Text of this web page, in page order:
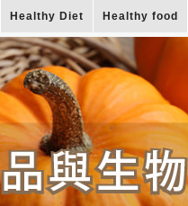
Healthy Diet Healthy food